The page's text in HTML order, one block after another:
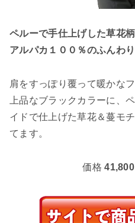
ペルーで手仕上げした草花
アルパカ１００％のふんわ
肩をすっぽり覆って暖かな
上品なブラックカラーに、
イドで仕上げた草花＆蔓モ
てます。
価格41,800